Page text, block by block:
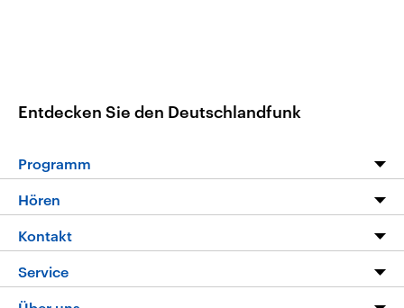
Entdecken Sie den Deutschlandfunk
Programm
Programm
Die Nachrichten
Nachrichtenleicht
Hören
Livestream
Podcasts
Kontakt
Hörerservice
Service
FAQ